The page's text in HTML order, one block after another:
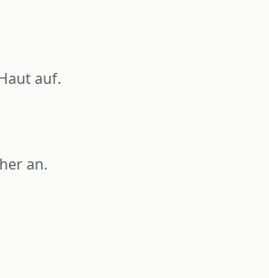
auf.
an.